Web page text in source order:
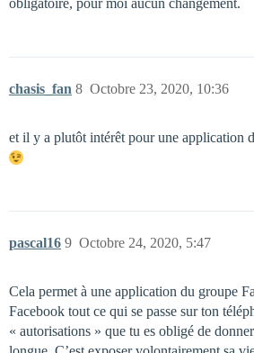
obligatoire, pour moi aucun changement.
chasis_fan Octobre 23, 2020, 10:36
8
et il y a plutôt intérêt pour une application
pascal16 Octobre 24, 2020, 5:47
9
Cela permet à une application du groupe
Facebook tout ce qui se passe sur ton
« autorisations » que tu es obligé de